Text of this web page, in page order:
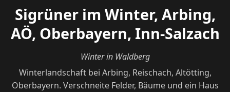
Sigrüner im Winter, Arbing,
AÖ, Oberbayern, Inn-Salzach
Winter in Waldberg
Winterlandschaft bei Arbing, Reischach, Altötting,
Oberbayern. Verschneite Felder, Bäume und ein Haus